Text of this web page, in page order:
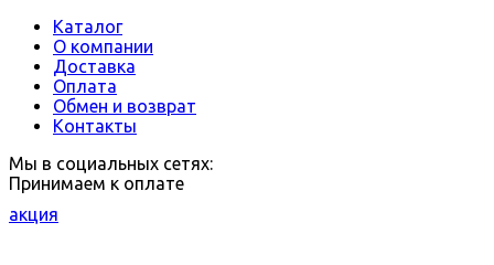
Каталог
О компании
Доставка
Оплата
Обмен и возврат
Контакты
Мы в социальных сетях:
Принимаем к оплате
акция